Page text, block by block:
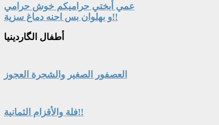
عمي أبختي حراميكم خوش حرامي
و بهلوان بس احنه دماغ سزية!!
أطفال الگاردينيا
العصفور الصغير والشجرة العجوز
فلة والأقزام الثمانية!!